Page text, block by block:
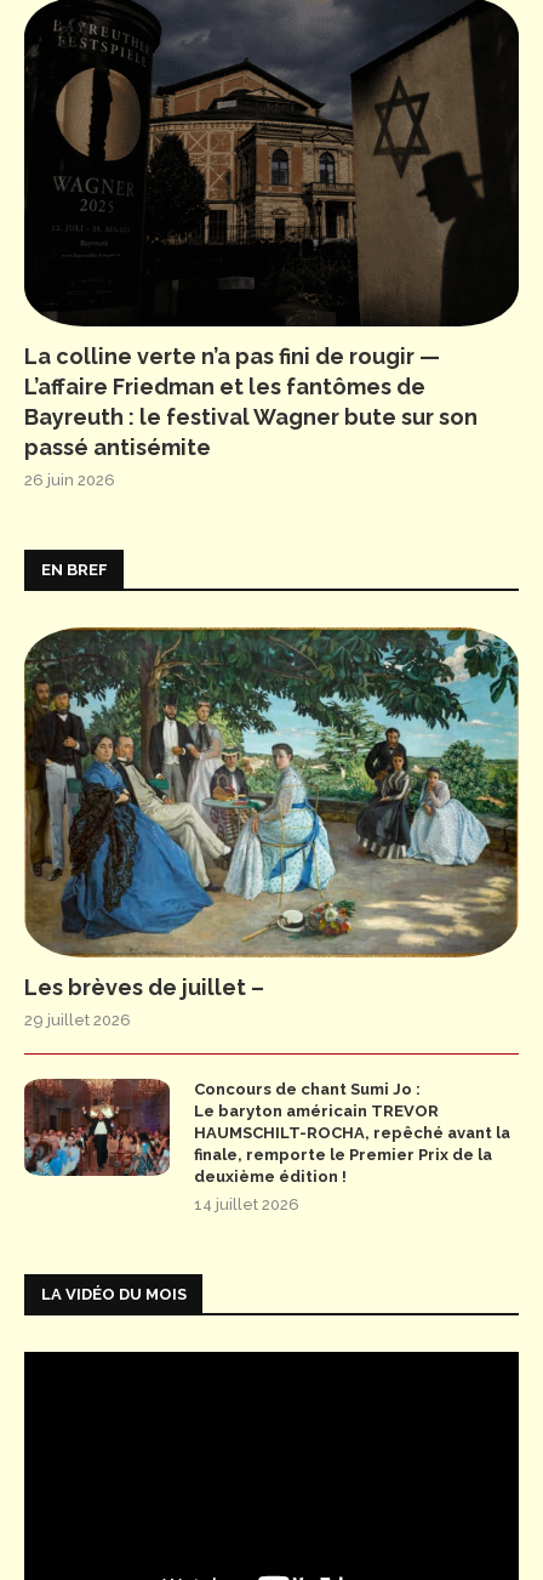
La colline verte n’a pas fini de rougir —
L’affaire Friedman et les fantômes de
Bayreuth : le festival Wagner bute sur son
passé antisémite
26 juin 2026
EN BREF
Les brèves de juillet –
29 juillet 2026
Concours de chant Sumi Jo :
Le baryton américain TREVOR
HAUMSCHILT-ROCHA, repêché avant la
finale, remporte le Premier Prix de la
deuxième édition !
14 juillet 2026
LA VIDÉO DU MOIS